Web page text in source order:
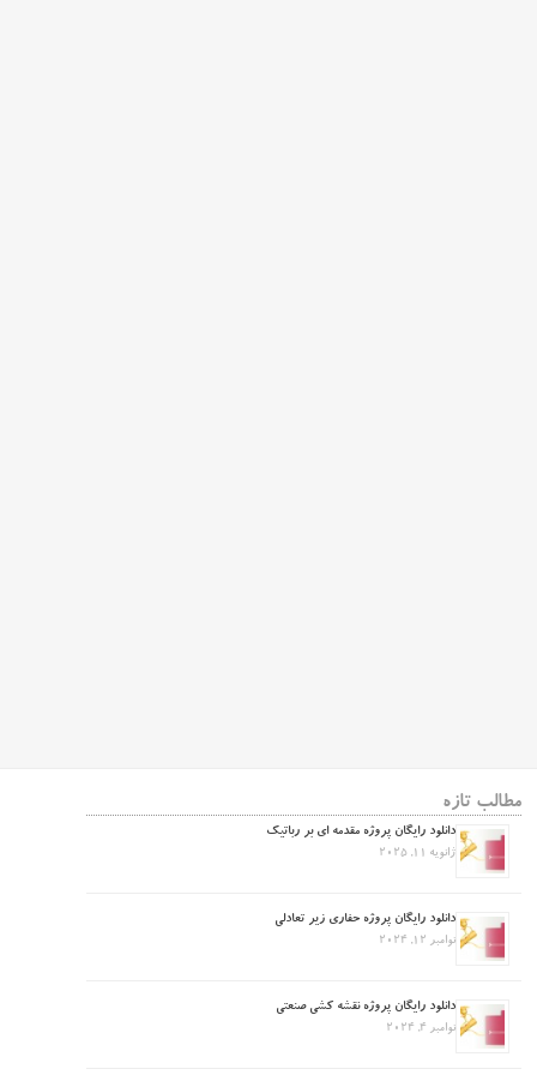
مطالب تازه
دانلود رایگان پروژه مقدمه ای بر رباتیک
ژانویه 11, 2025
دانلود رایگان پروژه حفاری زیر تعادلی
نوامبر 12, 2024
دانلود رایگان پروژه نقشه کشی صنعتی
نوامبر 4, 2024